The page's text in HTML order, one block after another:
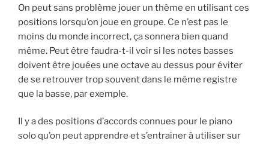
On peut sans problème jouer un thème en utilisant ces
positions lorsqu’on joue en groupe. Ce n’est pas le
moins du monde incorrect, ça sonnera bien quand
même. Peut être faudra-t-il voir si les notes basses
doivent être jouées une octave au dessus pour éviter
de se retrouver trop souvent dans le même registre
que la basse, par exemple.
Il y a des positions d’accords connues pour le piano
solo qu’on peut apprendre et s’entrainer à utiliser sur